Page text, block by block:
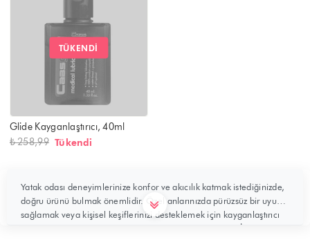
TÜKENDI
Glide Kayganlaştırıcı, 40ml
₺ 258,99 Tükendi
Yatak odası deneyimlerinize konfor ve akıcılık katmak istediğinizde,
doğru ürünü bulmak önemlidir. Özel anlarınızda pürüzsüz bir uyum
sağlamak veya kişisel keşiflerinizi desteklemek için kayganlaştırıcı
ürünler, beklentilerinizi karşılamak üzere tasarlanmıştır. İster yalnız